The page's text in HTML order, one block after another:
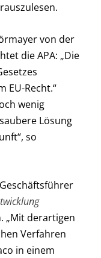
von der
die APA: „Die
EU-Recht.“
wenig
Lösung
so
„Mit derartigen
Verfahren
in einem